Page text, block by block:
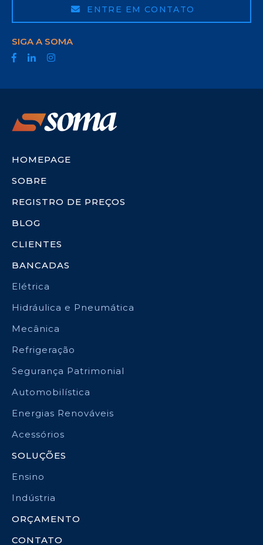
ENTRE EM CONTATO
SIGA A SOMA
HOMEPAGE
SOBRE
REGISTRO DE PREÇOS
BLOG
CLIENTES
BANCADAS
Elétrica
Hidráulica e Pneumática
Mecânica
Refrigeração
Segurança Patrimonial
Automobilística
Energias Renováveis
Acessórios
SOLUÇÕES
Ensino
Indústria
ORÇAMENTO
CONTATO